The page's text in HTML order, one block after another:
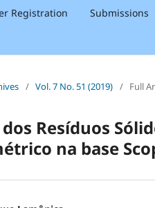
Registration Submissions
/ Vol. 7 No. 51 (2019) / Full
Resíduos
na base